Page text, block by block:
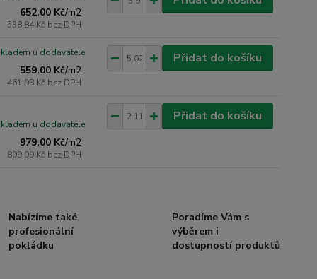
652,00 Kč/m2
538,84 Kč bez DPH
559,00 Kč/m2
461,98 Kč bez DPH
u dodavatele Přidat do košíku
979,00 Kč/m2
809,09 Kč bez DPH
u dodavatele
Přidat do košíku
Nabízíme také
profesionální
pokládku
Poradíme Vám s
výběrem i
dostupností produktů